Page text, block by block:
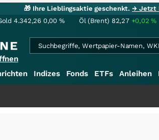
🎁 Ihre Lieblingsaktie geschenkt.→ Jetzt
4.342,26 0,00 % Öl (Brent) 82,27 +0,02%
Indizes Fonds ETFs Anleihen